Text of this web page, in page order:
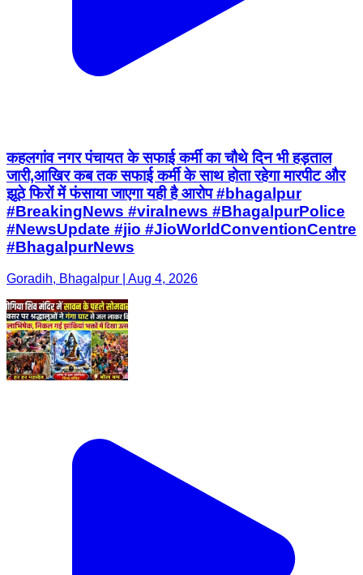
कहलगांव नगर पंचायत के सफाई कर्मी का चौथे दिन भी हड़ताल
जारी,आखिर कब तक सफाई कर्मी के साथ होता रहेगा मारपीट और
झूठे फिरों में फंसाया जाएगा यही है आरोप #bhagalpur
#BreakingNews #viralnews #BhagalpurPolice
#NewsUpdate #jio #JioWorldConventionCentre
#BhagalpurNews
Goradih, Bhagalpur | Aug 4, 2026